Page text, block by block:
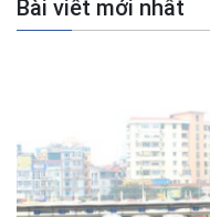
Bài viết mới nhất